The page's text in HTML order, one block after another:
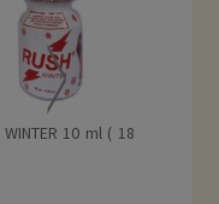
WINTER 10 ml ( 18